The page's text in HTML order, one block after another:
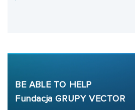
BE ABLE TO HELP
Fundacja GRUPY VECTOR